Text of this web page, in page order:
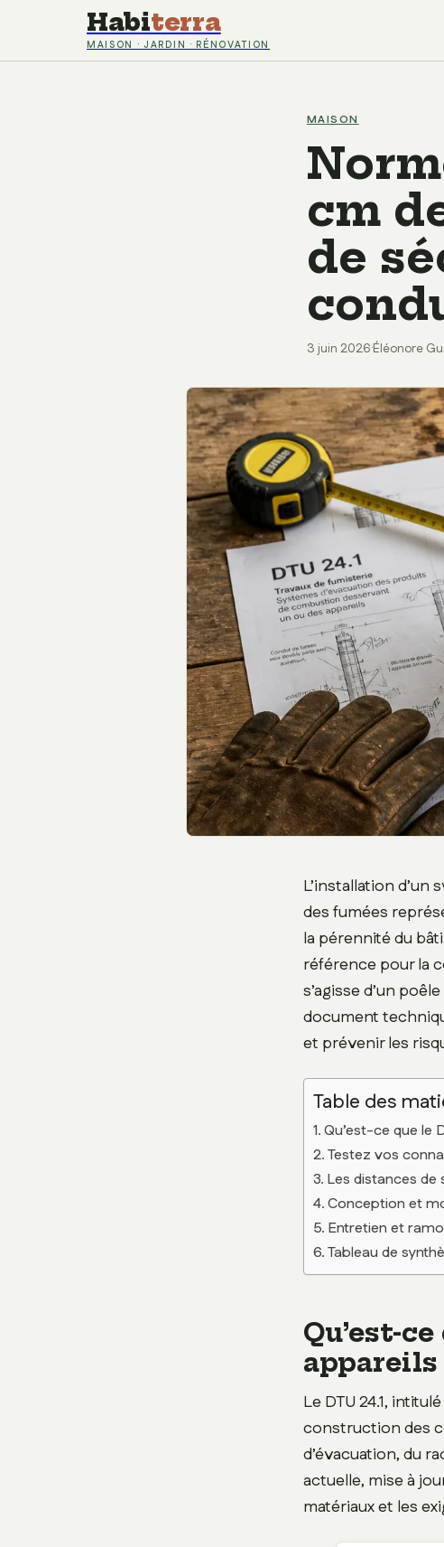
Habiterra
MAISON · JARDIN · RÉNOVATION
MAISON
cm
de
3 juin 2026·Éléonore
L’installation d’un
des fumées
la pérennité du
référence pour la
s’agisse d’un
document
et prévenir les
Table des
Qu’est-ce que le
Testez vos
Les distances de
Conception et
Entretien et
Tableau de
Qu’est-
appareils
Le DTU 24.1,
construction des
d’évacuation, du
actuelle, mise à
matériaux et les